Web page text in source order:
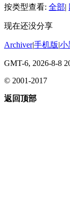
按类型查看: 全部|
现在还没分享
Archiver|手机版|小
GMT-6, 2026-8-8
© 2001-2017
返回顶部